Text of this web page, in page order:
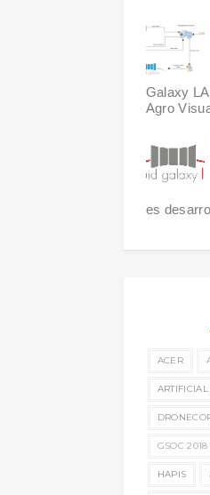
Galaxy
Agro
es
ACER
GSOC 2018
HAPIS